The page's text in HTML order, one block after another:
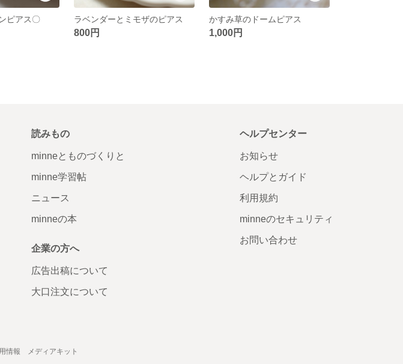
ピアス〇 ラベンダーとミモザのピアス
800円
かすみ草のドームピアス
1,000円
読みもの
minneとものづくりと
minne学習帖
ニュース
minneの本
企業の方へ
広告出稿について
大口注文について
ヘルプセンター
お知らせ
ヘルプとガイド
利用規約
minneのセキュリティ
お問い合わせ
情報 メディアキット